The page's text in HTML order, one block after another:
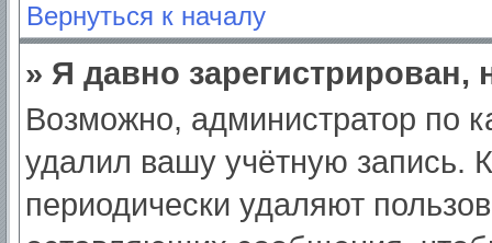
Вернуться к началу
» Я давно
Возможно, администратор по
удалил вашу учётную запись.
периодически удаляют